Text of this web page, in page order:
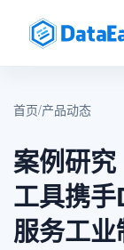
首页/产品动态
案例研
工具携手
服务工